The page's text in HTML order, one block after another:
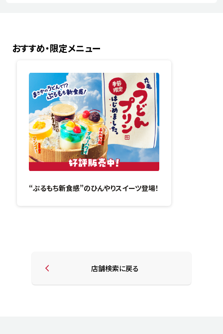
おすすめ・限定メニュー
“ぷるもち新食感”のひんやりスイーツ登場！
店舗検索に戻る